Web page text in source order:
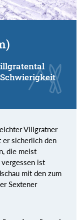
Schwierigkeit
Villgratner
er sicherlich den
die meist
ist
mit den zum
Sextener